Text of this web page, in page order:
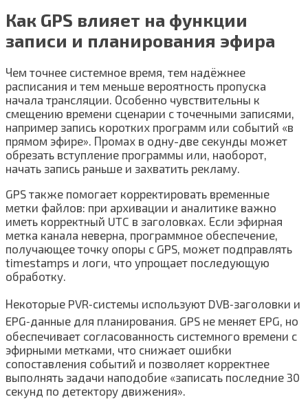
Как GPS влияет на функции
записи и планирования эфира
Чем точнее системное время, тем надёжнее
расписания и тем меньше вероятность пропуска
начала трансляции. Особенно чувствительны к
смещению времени сценарии с точечными записями,
например запись коротких программ или событий «в
прямом эфире». Промах в одну-две секунды может
обрезать вступление программы или, наоборот,
начать запись раньше и захватить рекламу.
GPS также помогает корректировать временные
метки файлов: при архивации и аналитике важно
иметь корректный UTC в заголовках. Если эфирная
метка канала неверна, программное обеспечение,
получающее точку опоры с GPS, может подправлять
timestamps и логи, что упрощает последующую
обработку.
Некоторые PVR‑системы используют DVB‑заголовки и
EPG‑данные для планирования. GPS не меняет EPG, но
обеспечивает согласованность системного времени с
эфирными метками, что снижает ошибки
сопоставления событий и позволяет корректнее
выполнять задачи наподобие «записать последние 30
секунд по детектору движения».